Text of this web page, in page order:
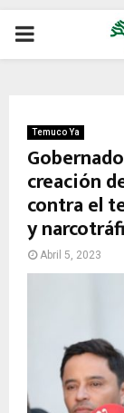
P
M
A
R
Temuco Ya
creación
contra el
y
Abril 5, 2023